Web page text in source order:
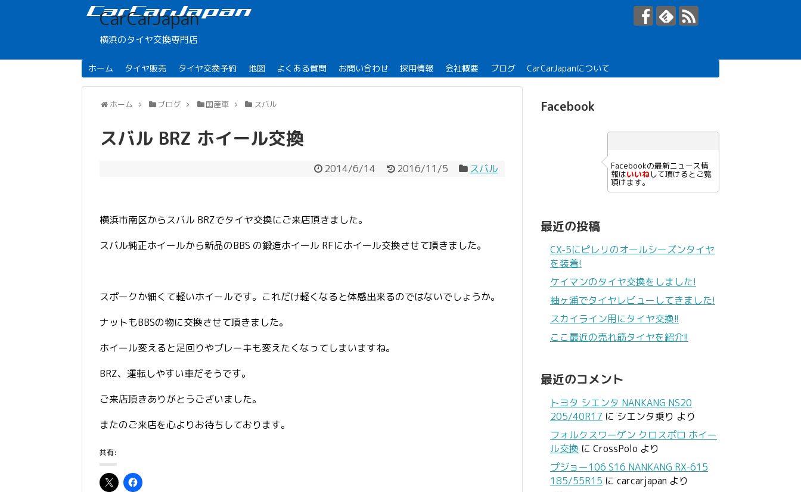
CarCarJapan
横浜のタイヤ交換専門店
ホーム タイヤ販売 タイヤ交換予約 地図 よくある質問 お問い合わせ 採用情報 会社概要 ブログ CarCarJapanについて
ホーム ブログ 国産車 スバル
スバル BRZ ホイール交換
2014/6/14 2016/11/5 スバル
横浜市南区からスバル BRZでタイヤ交換にご来店頂きました。
スバル純正ホイールから新品のBBS の鍛造ホイール RFにホイール交換させて頂きました。
スポークか細くて軽いホイールです。これだけ軽くなると体感出来るのではないでしょうか。
ナットもBBSの物に交換させて頂きました。
ホイール変えると足回りやブレーキも変えたくなってしまいますね。
BRZ、運転しやすい車だそうです。
ご来店頂きありがとうございました。
またのご来店を心よりお待ちしております。
共有:
Facebook
Facebookの最新ニュース情
報はいいねして頂けるとご覧
頂けます。
最近の投稿
CX-5にピレリのオールシーズンタイヤ
を装着!
ケイマンのタイヤ交換をしました!
袖ヶ浦でタイヤレビューしてきました!
スカイライン用にタイヤ交換!!
ここ最近の売れ筋タイヤを紹介!!
最近のコメント
トヨタ シエンタ NANKANG NS20
205/40R17 に シエンタ乗り より
フォルクスワーゲン クロスポロ ホイー
ル交換 に CrossPolo より
プジョー106 S16 NANKANG RX-615
185/55R15 に carcarjapan より